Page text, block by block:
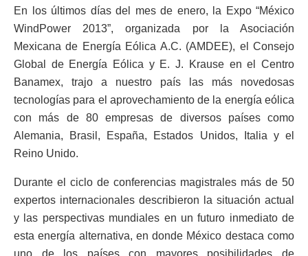
En los últimos días del mes de enero, la Expo “México
WindPower 2013”, organizada por la Asociación
Mexicana de Energía Eólica A.C. (AMDEE), el Consejo
Global de Energía Eólica y E. J. Krause en el Centro
Banamex, trajo a nuestro país las más novedosas
tecnologías para el aprovechamiento de la energía eólica
con más de 80 empresas de diversos países como
Alemania, Brasil, España, Estados Unidos, Italia y el
Reino Unido.
Durante el ciclo de conferencias magistrales más de 50
expertos internacionales describieron la situación actual
y las perspectivas mundiales en un futuro inmediato de
esta energía alternativa, en donde México destaca como
uno de los países con mayores posibilidades de